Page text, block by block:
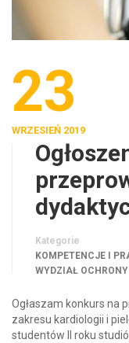
23
WRZESIEŃ 2019
Kategorie
KOMPETENCJE I
WYDZIAŁ
Ogłaszam konkurs na
zakresu kardiologii i
studentów II roku